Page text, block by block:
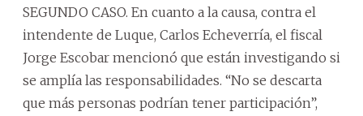
SEGUNDO CASO. En cuanto a la causa, contra el
intendente de Luque, Carlos Echeverría, el fiscal
Jorge Escobar mencionó que están investigando si
se amplía las responsabilidades. “No se descarta
que más personas podrían tener participación”,